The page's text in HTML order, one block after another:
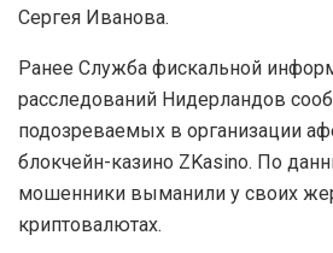
Сергея Иванова.
Ранее Служба фискальной
расследований Нидерландов
подозреваемых в организации
блокчейн-казино ZKasino. По
мошенники выманили у своих
криптовалютах.